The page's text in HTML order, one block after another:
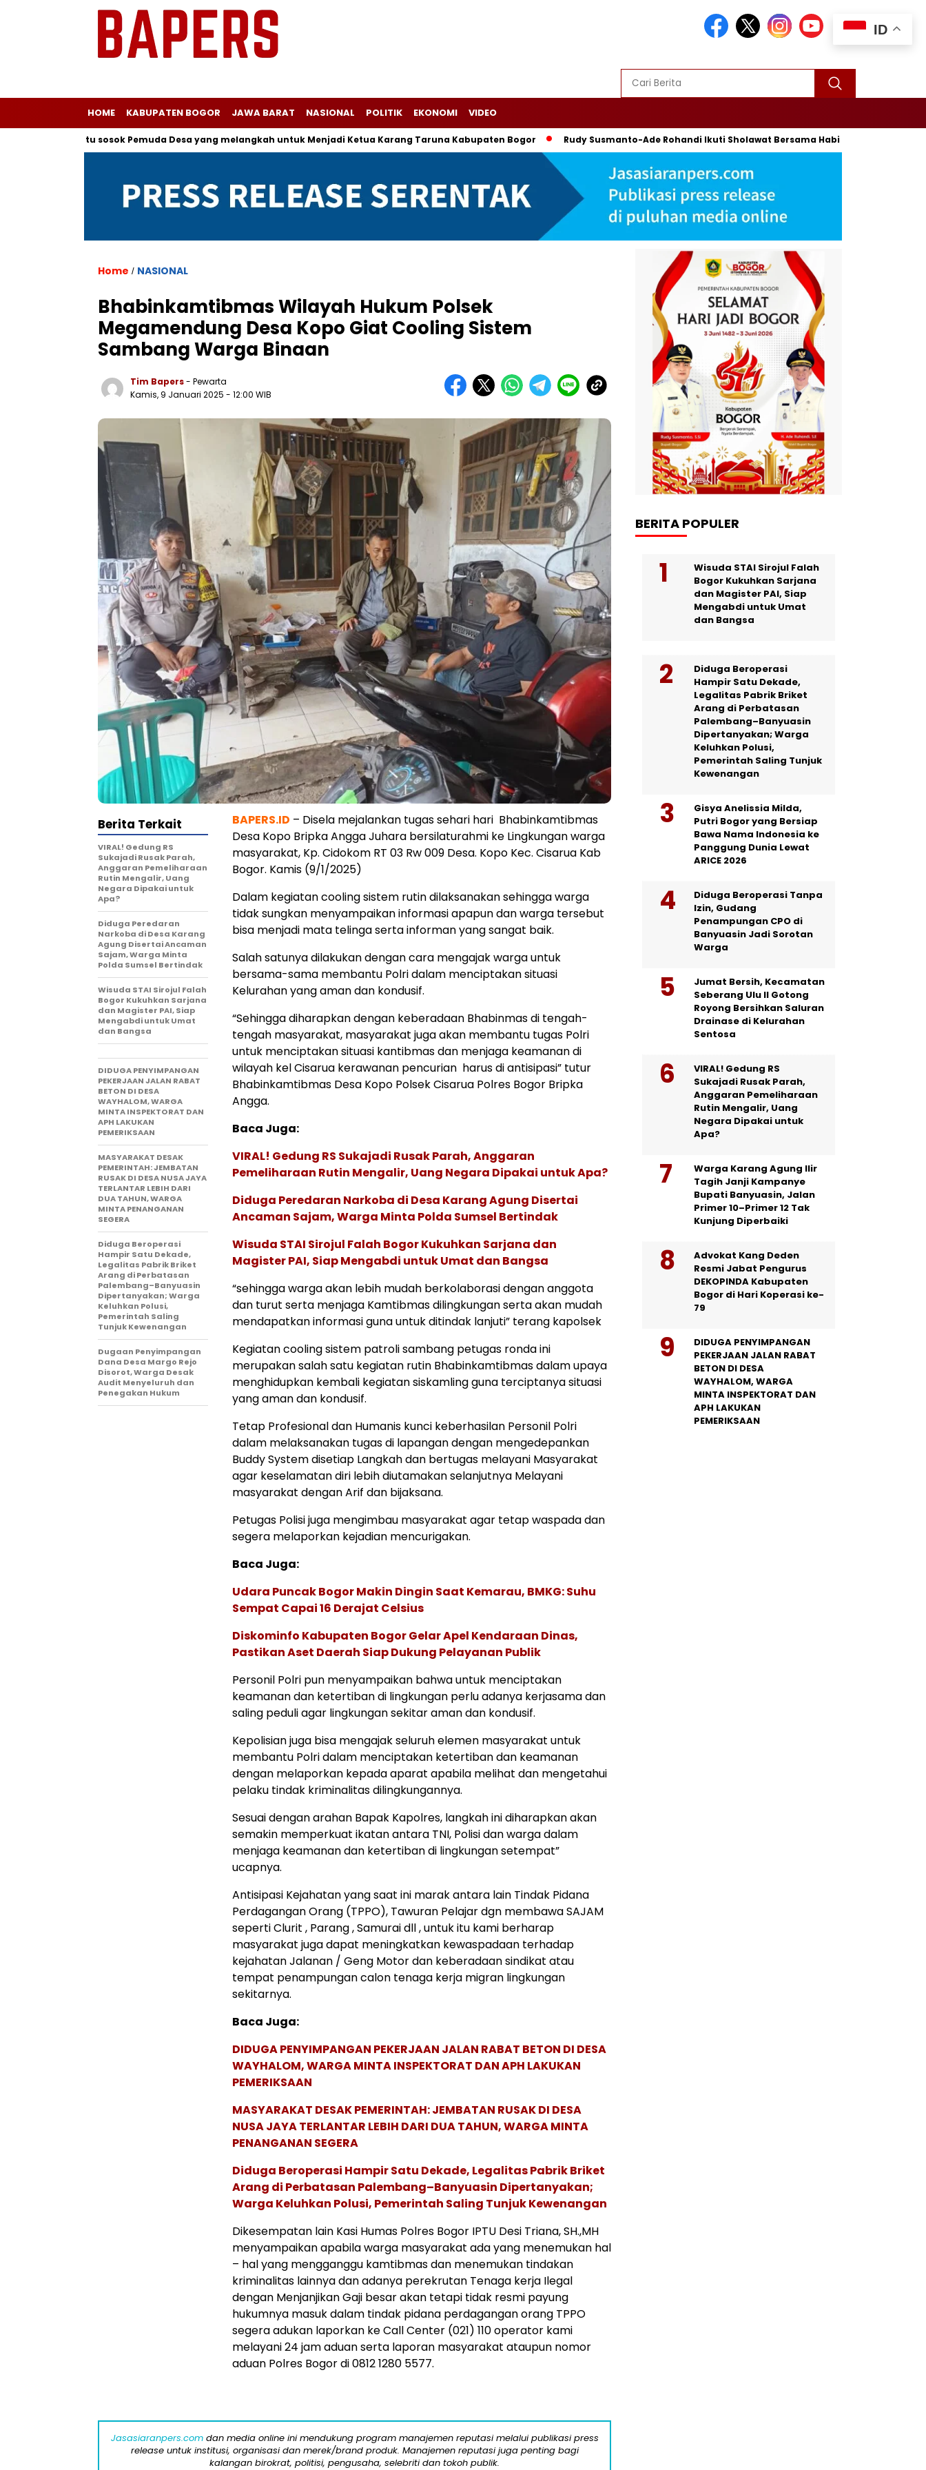
HOME KABUPATEN BOGOR JAWA BARAT NASIONAL POLITIK EKONOMI VIDEO
salah satu sosok Pemuda Desa yang melangkah untuk Menjadi Ketua Karang Taruna Kabupaten Bogor Rudy Susmanto-Ade Rohandi Ikuti Sholawat Bersama Habib Syech Bin Abdul Qodir
Home / NASIONAL
Bhabinkamtibmas Wilayah Hukum Polsek
Megamendung Desa Kopo Giat Cooling Sistem
Sambang Warga Binaan
Tim Bapers- Pewarta
Kamis, 9 Januari 2025 - 12:00 WIB
BAPERS.ID – Disela mejalankan tugas sehari hari Bhabinkamtibmas
Desa Kopo Bripka Angga Juhara bersilaturahmi ke Lingkungan warga
masyarakat, Kp. Cidokom RT 03 Rw 009 Desa. Kopo Kec. Cisarua Kab
Bogor. Kamis (9/1/2025)
Dalam kegiatan cooling sistem rutin dilaksanakan sehingga warga
tidak sungkan menyampaikan informasi apapun dan warga tersebut
bisa menjadi mata telinga serta informan yang sangat baik.
Salah satunya dilakukan dengan cara mengajak warga untuk
bersama-sama membantu Polri dalam menciptakan situasi
Kelurahan yang aman dan kondusif.
“Sehingga diharapkan dengan keberadaan Bhabinmas di tengah-
tengah masyarakat, masyarakat juga akan membantu tugas Polri
untuk menciptakan situasi kantibmas dan menjaga keamanan di
wilayah kel Cisarua kerawanan pencurian harus di antisipasi” tutur
Bhabinkamtibmas Desa Kopo Polsek Cisarua Polres Bogor Bripka
Angga.
Baca Juga:
VIRAL! Gedung RS Sukajadi Rusak Parah, Anggaran
Pemeliharaan Rutin Mengalir, Uang Negara Dipakai untuk Apa?
Diduga Peredaran Narkoba di Desa Karang Agung Disertai
Ancaman Sajam, Warga Minta Polda Sumsel Bertindak
Wisuda STAI Sirojul Falah Bogor Kukuhkan Sarjana dan
Magister PAI, Siap Mengabdi untuk Umat dan Bangsa
“sehingga warga akan lebih mudah berkolaborasi dengan anggota
dan turut serta menjaga Kamtibmas dilingkungan serta akan mudah
mendapatkan informasi guna untuk ditindak lanjuti” terang kapolsek
Kegiatan cooling sistem patroli sambang petugas ronda ini
merupakan salah satu kegiatan rutin Bhabinkamtibmas dalam upaya
menghidupkan kembali kegiatan siskamling guna terciptanya situasi
yang aman dan kondusif.
Tetap Profesional dan Humanis kunci keberhasilan Personil Polri
dalam melaksanakan tugas di lapangan dengan mengedepankan
Buddy System disetiap Langkah dan bertugas melayani Masyarakat
agar keselamatan diri lebih diutamakan selanjutnya Melayani
masyarakat dengan Arif dan bijaksana.
Petugas Polisi juga mengimbau masyarakat agar tetap waspada dan
segera melaporkan kejadian mencurigakan.
Baca Juga:
Udara Puncak Bogor Makin Dingin Saat Kemarau, BMKG: Suhu
Sempat Capai 16 Derajat Celsius
Diskominfo Kabupaten Bogor Gelar Apel Kendaraan Dinas,
Pastikan Aset Daerah Siap Dukung Pelayanan Publik
Personil Polri pun menyampaikan bahwa untuk menciptakan
keamanan dan ketertiban di lingkungan perlu adanya kerjasama dan
saling peduli agar lingkungan sekitar aman dan kondusif.
Kepolisian juga bisa mengajak seluruh elemen masyarakat untuk
membantu Polri dalam menciptakan ketertiban dan keamanan
dengan melaporkan kepada aparat apabila melihat dan mengetahui
pelaku tindak kriminalitas dilingkungannya.
Sesuai dengan arahan Bapak Kapolres, langkah ini diharapkan akan
semakin memperkuat ikatan antara TNI, Polisi dan warga dalam
menjaga keamanan dan ketertiban di lingkungan setempat”
ucapnya.
Antisipasi Kejahatan yang saat ini marak antara lain Tindak Pidana
Perdagangan Orang (TPPO), Tawuran Pelajar dgn membawa SAJAM
seperti Clurit , Parang , Samurai dll , untuk itu kami berharap
masyarakat juga dapat meningkatkan kewaspadaan terhadap
kejahatan Jalanan / Geng Motor dan keberadaan sindikat atau
tempat penampungan calon tenaga kerja migran lingkungan
sekitarnya.
Baca Juga:
DIDUGA PENYIMPANGAN PEKERJAAN JALAN RABAT BETON DI DESA
WAYHALOM, WARGA MINTA INSPEKTORAT DAN APH LAKUKAN
PEMERIKSAAN
MASYARAKAT DESAK PEMERINTAH: JEMBATAN RUSAK DI DESA
NUSA JAYA TERLANTAR LEBIH DARI DUA TAHUN, WARGA MINTA
PENANGANAN SEGERA
Diduga Beroperasi Hampir Satu Dekade, Legalitas Pabrik Briket
Arang di Perbatasan Palembang–Banyuasin Dipertanyakan;
Warga Keluhkan Polusi, Pemerintah Saling Tunjuk Kewenangan
Dikesempatan lain Kasi Humas Polres Bogor IPTU Desi Triana, SH.,MH
menyampaikan apabila warga masyarakat ada yang menemukan hal
– hal yang mengganggu kamtibmas dan menemukan tindakan
kriminalitas lainnya dan adanya perekrutan Tenaga kerja Ilegal
dengan Menjanjikan Gaji besar akan tetapi tidak resmi payung
hukumnya masuk dalam tindak pidana perdagangan orang TPPO
segera adukan laporkan ke Call Center (021) 110 operator kami
melayani 24 jam aduan serta laporan masyarakat ataupun nomor
aduan Polres Bogor di 0812 1280 5577.
Berita Terkait
VIRAL! Gedung RS
Sukajadi Rusak Parah,
Anggaran Pemeliharaan
Rutin Mengalir, Uang
Negara Dipakai untuk
Apa?
Diduga Peredaran
Narkoba di Desa Karang
Agung Disertai Ancaman
Sajam, Warga Minta
Polda Sumsel Bertindak
Wisuda STAI Sirojul Falah
Bogor Kukuhkan Sarjana
dan Magister PAI, Siap
Mengabdi untuk Umat
dan Bangsa
DIDUGA PENYIMPANGAN
PEKERJAAN JALAN RABAT
BETON DI DESA
WAYHALOM, WARGA
MINTA INSPEKTORAT DAN
APH LAKUKAN
PEMERIKSAAN
MASYARAKAT DESAK
PEMERINTAH: JEMBATAN
RUSAK DI DESA NUSA JAYA
TERLANTAR LEBIH DARI
DUA TAHUN, WARGA
MINTA PENANGANAN
SEGERA
Diduga Beroperasi
Hampir Satu Dekade,
Legalitas Pabrik Briket
Arang di Perbatasan
Palembang–Banyuasin
Dipertanyakan; Warga
Keluhkan Polusi,
Pemerintah Saling
Tunjuk Kewenangan
Dugaan Penyimpangan
Dana Desa Margo Rejo
Disorot, Warga Desak
Audit Menyeluruh dan
Penegakan Hukum
Jasasiaranpers.comdan media online ini mendukung program manajemen reputasi melalui publikasi press
release untuk institusi, organisasi dan merek/brand produk. Manajemen reputasi juga penting bagi
kalangan birokrat, politisi, pengusaha, selebriti dan tokoh publik.
BERITA POPULER
Wisuda STAI Sirojul Falah
Bogor Kukuhkan Sarjana
dan Magister PAI, Siap
Mengabdi untuk Umat
dan Bangsa
Diduga Beroperasi
Hampir Satu Dekade,
Legalitas Pabrik Briket
Arang di Perbatasan
Palembang–Banyuasin
Dipertanyakan; Warga
Keluhkan Polusi,
Pemerintah Saling Tunjuk
Kewenangan
Gisya Anelissia Milda,
Putri Bogor yang Bersiap
Bawa Nama Indonesia ke
Panggung Dunia Lewat
ARICE 2026
Diduga Beroperasi Tanpa
Izin, Gudang
Penampungan CPO di
Banyuasin Jadi Sorotan
Warga
Jumat Bersih, Kecamatan
Seberang Ulu II Gotong
Royong Bersihkan Saluran
Drainase di Kelurahan
Sentosa
VIRAL! Gedung RS
Sukajadi Rusak Parah,
Anggaran Pemeliharaan
Rutin Mengalir, Uang
Negara Dipakai untuk
Apa?
Warga Karang Agung Ilir
Tagih Janji Kampanye
Bupati Banyuasin, Jalan
Primer 10–Primer 12 Tak
Kunjung Diperbaiki
Advokat Kang Deden
Resmi Jabat Pengurus
DEKOPINDA Kabupaten
Bogor di Hari Koperasi ke-
79
DIDUGA PENYIMPANGAN
PEKERJAAN JALAN RABAT
BETON DI DESA
WAYHALOM, WARGA
MINTA INSPEKTORAT DAN
APH LAKUKAN
PEMERIKSAAN
ID